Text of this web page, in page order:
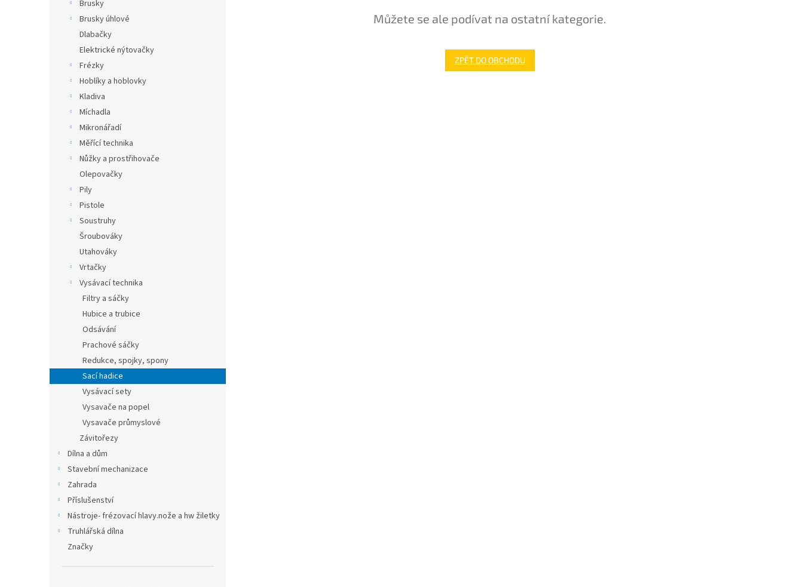
Brusky
Brusky úhlové
Dlabačky
Elektrické nýtovačky
Frézky
Hoblíky a hoblovky
Kladiva
Míchadla
Mikronářadí
Měřící technika
Nůžky a prostřihovače
Olepovačky
Pily
Pistole
Soustruhy
Šroubováky
Utahováky
Vrtačky
Vysávací technika
Filtry a sáčky
Hubice a trubice
Odsávání
Prachové sáčky
Redukce, spojky, spony
Sací hadice
Vysávací sety
Vysavače na popel
Vysavače průmyslové
Závitořezy
Dílna a dům
Stavební mechanizace
Zahrada
Příslušenství
Nástroje- frézovací hlavy.nože a hw žiletky
Truhlářská dílna
Značky
Můžete se ale podívat na ostatní kategorie.
ZPĚT DO OBCHODU